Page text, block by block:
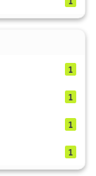
1
1
1
1